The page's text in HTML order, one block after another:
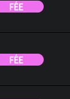
Fée
Fée